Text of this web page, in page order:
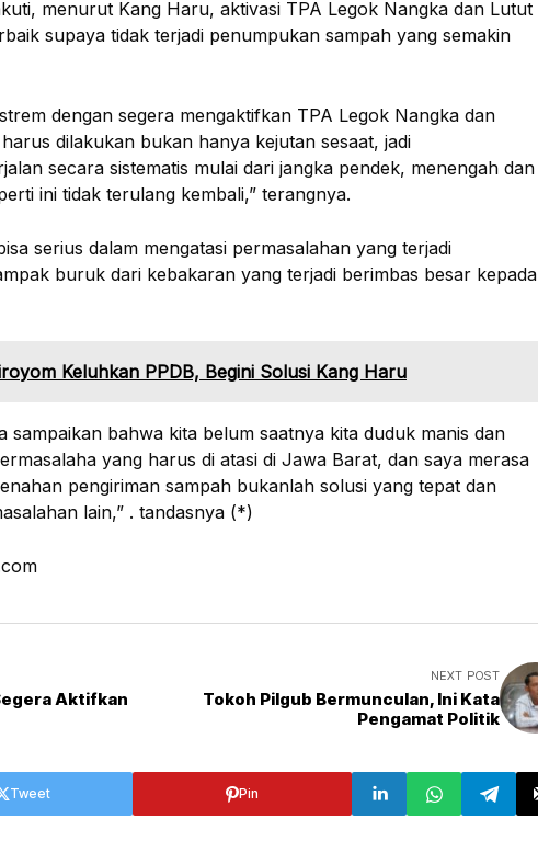
menurut Kang Haru, aktivasi TPA Legok Nangka dan Lutut
supaya tidak terjadi penumpukan sampah yang semakin
dengan segera mengaktifkan TPA Legok Nangka dan
dilakukan bukan hanya kejutan sesaat, jadi
secara sistematis mulai dari jangka pendek, menengah dan
ini tidak terulang kembali,” terangnya.
serius dalam mengatasi permasalahan yang terjadi
buruk dari kebakaran yang terjadi berimbas besar kepada
Keluhkan PPDB, Begini Solusi Kang Haru
sampaikan bahwa kita belum saatnya kita duduk manis dan
yang harus di atasi di Jawa Barat, dan saya merasa
pengiriman sampah bukanlah solusi yang tepat dan
lain,” . tandasnya (*)
Aktifkan
NEXT POST
Tokoh Pilgub Bermunculan, Ini Kata
Pengamat Politik
Tweet Pin